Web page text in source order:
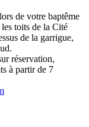
de votre baptême
toits de la Cité
de la garrigue,
réservation,
à partir de 7